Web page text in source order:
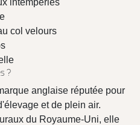
intempéries
col velours
?
anglaise réputée pour
et de plein air.
du Royaume-Uni, elle